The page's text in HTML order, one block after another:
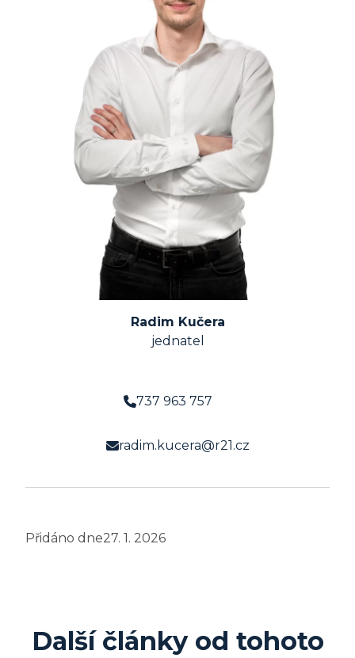
Radim Kučera
jednatel
737 963 757
radim.kucera@r21.cz
Přidáno dne27. 1. 2026
Další články od tohoto